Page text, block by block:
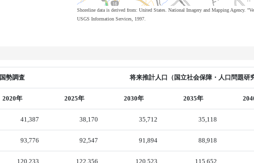
Shoreline data is derived from: United States. National Imagery and Mapping Agency.
USGS Information Services, 1997.
国勢調査 将来推計人口（国立社会保障・人口問題研
2020年 2025年 2030年 2035年
41,387 38,170 35,712 35,118
93,776 92,547 91,894 88,918
120,233 122,356 120,523 115,652